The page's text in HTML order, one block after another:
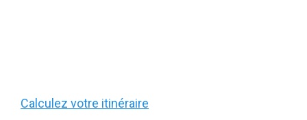
Calculez votre itinéraire